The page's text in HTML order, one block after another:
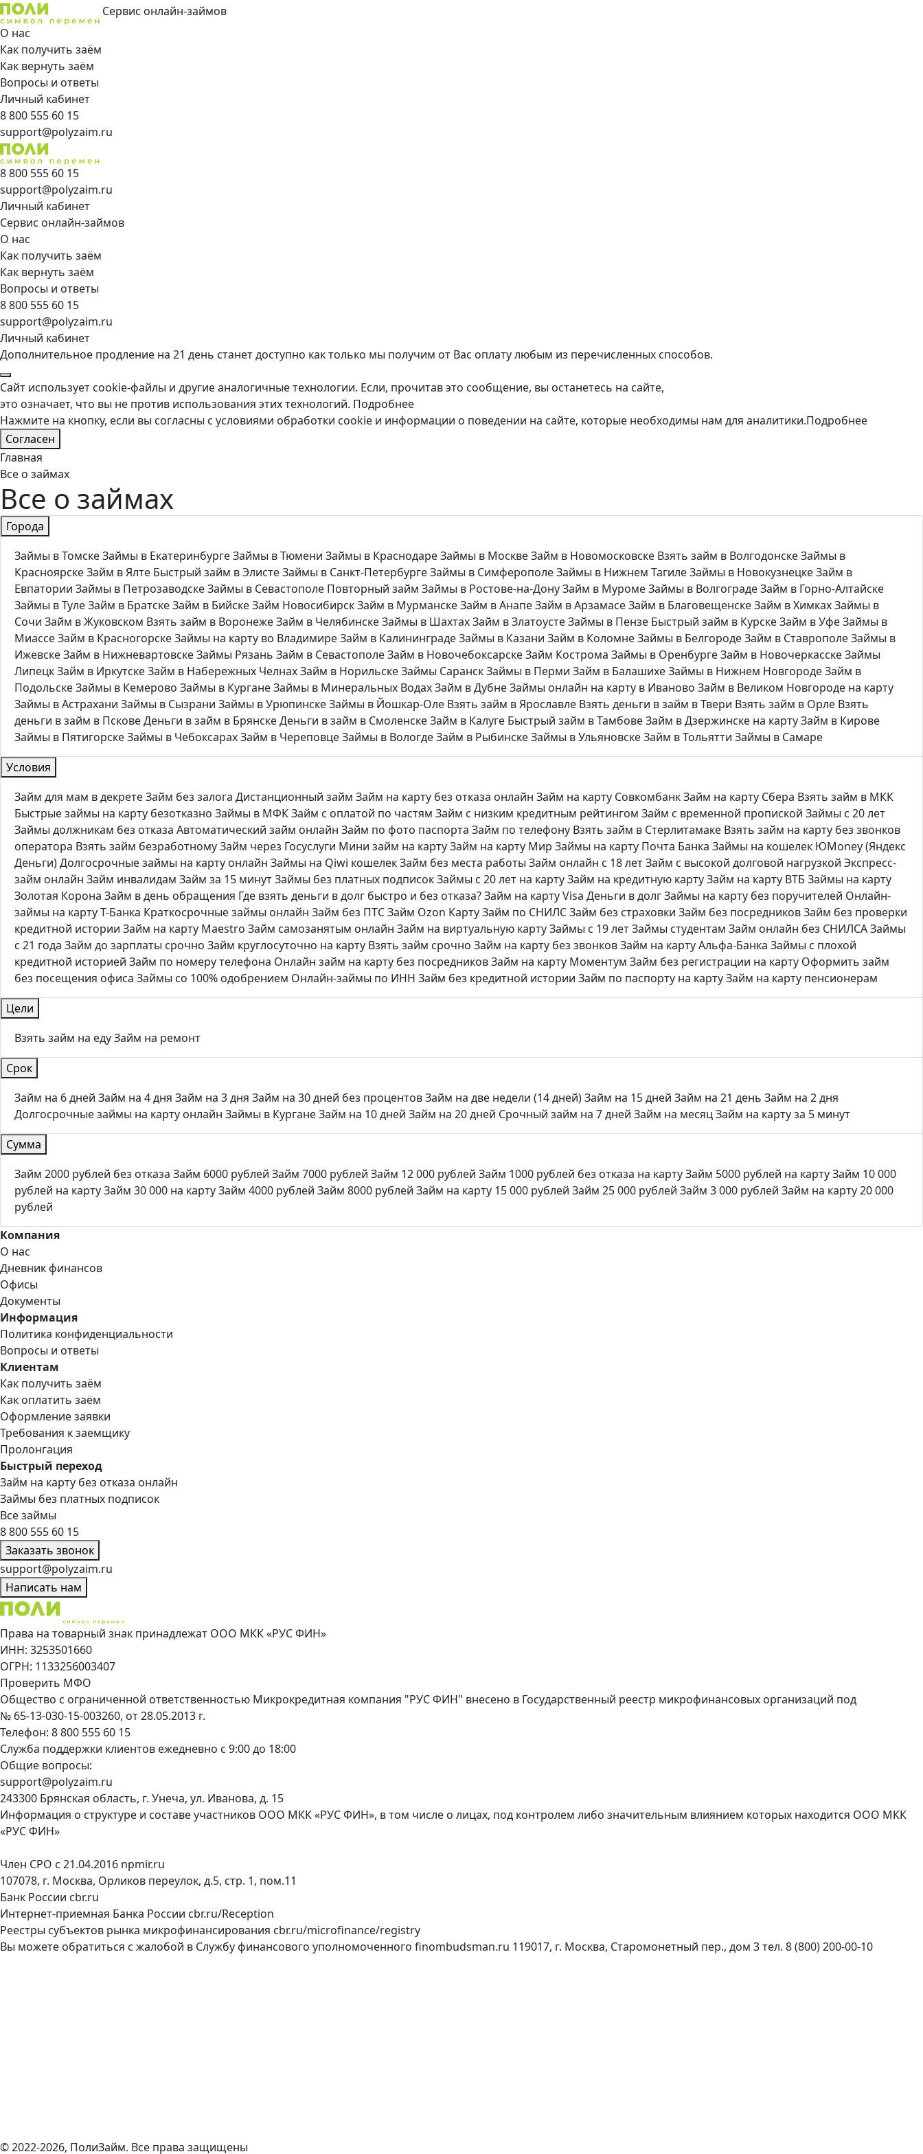
Сервис онлайн-займов
О нас
Как получить заём
Как вернуть заём
Вопросы и ответы
Личный кабинет
8 800 555 60 15
support@polyzaim.ru
8 800 555 60 15
support@polyzaim.ru
Личный кабинет
Сервис онлайн-займов
О нас
Как получить заём
Как вернуть заём
Вопросы и ответы
8 800 555 60 15
support@polyzaim.ru
Личный кабинет
Дополнительное продление на 21 день станет доступно как только мы получим от Вас оплату любым из перечисленных способов.
Сайт использует cookie-файлы и другие аналогичные технологии. Если, прочитав это сообщение, вы останетесь на сайте,
это означает, что вы не против использования этих технологий. Подробнее
Нажмите на кнопку, если вы согласны с условиями обработки cookie и информации о поведении на сайте, которые необходимы нам для аналитики.Подробнее
Согласен
Главная
Все о займах
Все о займах
Города
Займы в ТомскеЗаймы в ЕкатеринбургеЗаймы в Тюмени Займы в КраснодареЗаймы в МосквеЗайм в Новомосковске Взять займ в ВолгодонскеЗаймы в
КрасноярскеЗайм в Ялте Быстрый займ в ЭлистеЗаймы в Санкт-ПетербургеЗаймы в СимферополеЗаймы в Нижнем ТагилеЗаймы в НовокузнецкеЗайм в
Евпатории Займы в ПетрозаводскеЗаймы в Севастополе Повторный займ Займы в Ростове-на-ДонуЗайм в МуромеЗаймы в ВолгоградеЗайм в Горно-Алтайске
Займы в ТулеЗайм в БратскеЗайм в БийскеЗайм НовосибирскЗайм в МурманскеЗайм в АнапеЗайм в АрзамасеЗайм в БлаговещенскеЗайм в ХимкахЗаймы в
Сочи Займ в Жуковском Взять займ в ВоронежеЗайм в ЧелябинскеЗаймы в ШахтахЗайм в ЗлатоустеЗаймы в Пензе Быстрый займ в КурскеЗайм в УфеЗаймы в
МиассеЗайм в КрасногорскеЗаймы на карту во ВладимиреЗайм в КалининградеЗаймы в Казани Займ в КоломнеЗаймы в БелгородеЗайм в СтаврополеЗаймы в
ИжевскеЗайм в НижневартовскеЗаймы Рязань Займ в СевастополеЗайм в НовочебоксарскеЗайм Кострома Займы в ОренбургеЗайм в НовочеркасскеЗаймы
ЛипецкЗайм в ИркутскеЗайм в Набережных ЧелнахЗайм в НорильскеЗаймы СаранскЗаймы в Перми Займ в БалашихеЗаймы в Нижнем НовгородеЗайм в
ПодольскеЗаймы в Кемерово Займы в КурганеЗаймы в Минеральных ВодахЗайм в ДубнеЗаймы онлайн на карту в Иваново Займ в Великом Новгороде на карту
Займы в Астрахани Займы в Сызрани Займы в УрюпинскеЗаймы в Йошкар-Оле Взять займ в Ярославле Взять деньги в займ в Твери Взять займ в Орле Взять
деньги в займ в ПсковеДеньги в займ в БрянскеДеньги в займ в СмоленскеЗайм в Калуге Быстрый займ в ТамбовеЗайм в Дзержинске на картуЗайм в Кирове
Займы в ПятигорскеЗаймы в ЧебоксарахЗайм в ЧереповцеЗаймы в ВологдеЗайм в РыбинскеЗаймы в УльяновскеЗайм в Тольятти Займы в Самаре
Условия
Займ для мам в декретеЗайм без залога Дистанционный займ Займ на карту без отказа онлайн Займ на карту СовкомбанкЗайм на карту Сбера Взять займ в МКК
Быстрые займы на карту безотказно Займы в МФКЗайм с оплатой по частям Займ с низким кредитным рейтингом Займ с временной пропиской Займы с 20 лет
Займы должникам без отказа Автоматический займ онлайн Займ по фото паспорта Займ по телефону Взять займ в Стерлитамаке Взять займ на карту без звонков
оператора Взять займ безработномуЗайм через Госуслуги Мини займ на картуЗайм на карту Мир Займы на карту Почта Банка Займы на кошелек ЮMoney (Яндекс
Деньги)Долгосрочные займы на карту онлайн Займы на Qiwi кошелекЗайм без места работы Займ онлайн с 18 летЗайм с высокой долговой нагрузкой Экспресс-
займ онлайн Займ инвалидам Займ за 15 минутЗаймы без платных подписокЗаймы с 20 лет на картуЗайм на кредитную картуЗайм на карту ВТБ Займы на карту
Золотая Корона Займ в день обращения Где взять деньги в долг быстро и без отказа?Займ на карту Visa Деньги в долгЗаймы на карту без поручителей Онлайн-
займы на карту Т-Банка Краткосрочные займы онлайн Займ без ПТСЗайм Ozon КартуЗайм по СНИЛСЗайм без страховки Займ без посредниковЗайм без проверки
кредитной истории Займ на карту Maestro Займ самозанятым онлайн Займ на виртуальную картуЗаймы с 19 летЗаймы студентам Займ онлайн без СНИЛСАЗаймы
с 21 года Займ до зарплаты срочно Займ круглосуточно на карту Взять займ срочно Займ на карту без звонковЗайм на карту Альфа-Банка Займы с плохой
кредитной историей Займ по номеру телефона Онлайн займ на карту без посредниковЗайм на карту Моментум Займ без регистрации на карту Оформить займ
без посещения офиса Займы со 100% одобрением Онлайн-займы по ИНН Займ без кредитной истории Займ по паспорту на картуЗайм на карту пенсионерам
Цели
Взять займ на едуЗайм на ремонт
Срок
Займ на 6 дней Займ на 4 дня Займ на 3 дня Займ на 30 дней без процентовЗайм на две недели (14 дней)Займ на 15 дней Займ на 21 день Займ на 2 дня
Долгосрочные займы на карту онлайн Займы в КурганеЗайм на 10 дней Займ на 20 дней Срочный займ на 7 дней Займ на месяцЗайм на карту за 5 минут
Сумма
Займ 2000 рублей без отказа Займ 6000 рублей Займ 7000 рублей Займ 12 000 рублей Займ 1000 рублей без отказа на картуЗайм 5000 рублей на картуЗайм 10 000
рублей на картуЗайм 30 000 на картуЗайм 4000 рублей Займ 8000 рублей Займ на карту 15 000 рублей Займ 25 000 рублей Займ 3 000 рублей Займ на карту 20 000
рублей
Компания
О нас
Дневник финансов
Офисы
Документы
Информация
Политика конфиденциальности
Вопросы и ответы
Клиентам
Как получить заём
Как оплатить заём
Оформление заявки
Требования к заемщику
Пролонгация
Быстрый переход
Займ на карту без отказа онлайн
Займы без платных подписок
Все займы
8 800 555 60 15
Заказать звонок
support@polyzaim.ru
Написать нам
Права на товарный знак принадлежат ООО МКК «РУС ФИН»
ИНН: 3253501660
ОГРН: 1133256003407
Проверить МФО
Общество с ограниченной ответственностью Микрокредитная компания "РУС ФИН" внесено в Государственный реестр микрофинансовых организаций под
№ 65-13-030-15-003260, от 28.05.2013 г.
Телефон: 8 800 555 60 15
Служба поддержки клиентов ежедневно с 9:00 до 18:00
Общие вопросы:
support@polyzaim.ru
243300 Брянская область, г. Унеча, ул. Иванова, д. 15
Информация о структуре и составе участников ООО МКК «РУС ФИН», в том числе о лицах, под контролем либо значительным влиянием которых находится ООО МКК
«РУС ФИН»
Член СРО с 21.04.2016 npmir.ru
107078, г. Москва, Орликов переулок, д.5, стр. 1, пом.11
Банк России cbr.ru
Интернет-приемная Банка России cbr.ru/Reception
Реестры субъектов рынка микрофинансирования cbr.ru/microfinance/registry
Вы можете обратиться с жалобой в Службу финансового уполномоченного finombudsman.ru 119017, г. Москва, Старомонетный пер., дом 3 тел. 8 (800) 200-00-10
© 2022-2026, ПолиЗайм. Все права защищены